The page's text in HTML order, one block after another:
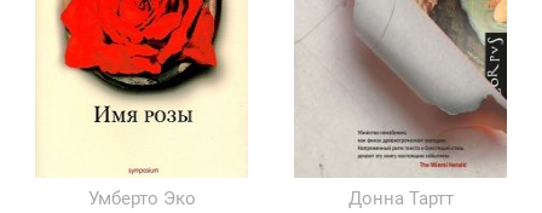
Умберто Эко
Донна Тартт